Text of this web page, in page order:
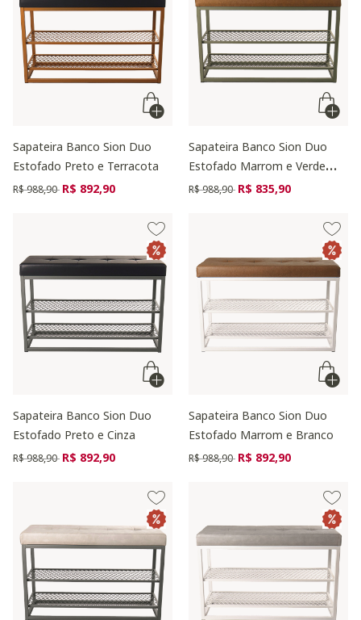
Sapateira Banco Sion Duo
Estofado Preto e Terracota
Preço reduzido de
R$ 988,90 para
R$ 892,90
Sapateira Banco Sion Duo
Estofado Marrom e Verde
Oliva
Preço reduzido de
R$ 988,90 para
R$ 835,90
Sapateira Banco Sion Duo
Estofado Preto e Cinza
Preço reduzido de
R$ 988,90 para
R$ 892,90
Sapateira Banco Sion Duo
Estofado Marrom e Branco
Preço reduzido de
R$ 988,90 para
R$ 892,90